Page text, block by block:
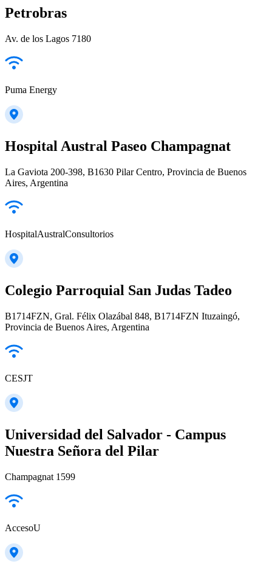
Petrobras
Av. de los Lagos 7180
Puma Energy
Hospital Austral Paseo Champagnat
La Gaviota 200-398, B1630 Pilar Centro, Provincia de Buenos
Aires, Argentina
HospitalAustralConsultorios
Colegio Parroquial San Judas Tadeo
B1714FZN, Gral. Félix Olazábal 848, B1714FZN Ituzaingó,
Provincia de Buenos Aires, Argentina
CESJT
Universidad del Salvador - Campus
Nuestra Señora del Pilar
Champagnat 1599
AccesoU